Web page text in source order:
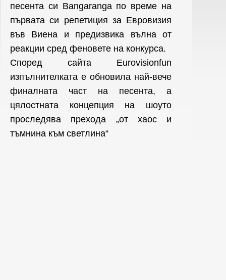
песента си Bangaranga по време на
първата си репетиция за Евровизия
във Виена и предизвика вълна от
реакции сред феновете на конкурса.
Според сайта Eurovisionfun
изпълнителката е обновила най-вече
финалната част на песента, а
цялостната концепция на шоуто
проследява прехода „от хаос и
тъмнина към светлина“